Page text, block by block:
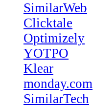
SimilarWeb
Clicktale
Optimizely
YOTPO
Klear
monday.com
SimilarTech